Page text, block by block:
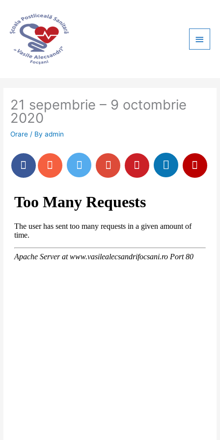
content
Menu
21 sepembrie – 9 octombrie
2020
Orare / Byadmin